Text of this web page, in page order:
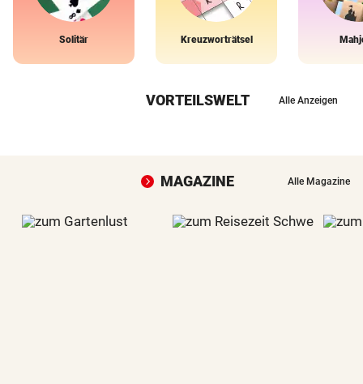
Solitär Kreuzworträtsel
VORTEILSWELT Alle Anzeigen
MAGAZINE Alle Magazine